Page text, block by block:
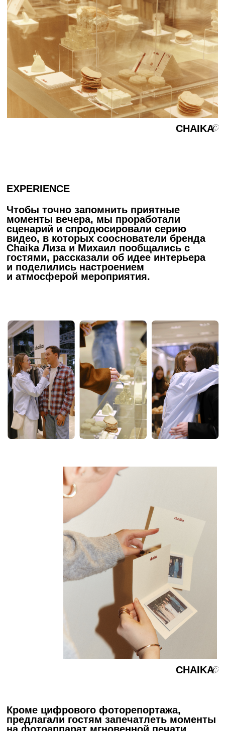
Ржевская
Food styling: Валерий Линдстрем
Photo: Дарья Илькевич
Video: Соня Шевченко
Illustration: Настя Янушевич